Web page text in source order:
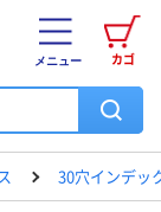
カゴ
メニュー
30穴インデッ